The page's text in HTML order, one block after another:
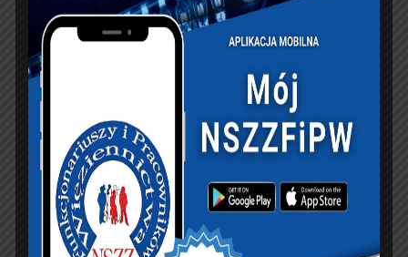
kontynuowanie prac nad petycją.
Rafał Jankowski
czasu złożenia petycji w sierpniu, w kolejnych
miesiącach MSWiA wykazało aktywność. Zarówno
sam minister Kamiński, jak i wiceminister Wąsik
na spotkaniach twierdzą, że w najbliższym czasie
nastąpi rozwiązanie problemu. –Obawiam się
słowa – najbliższy czas – dodał przewodniczący
NSZZ Policjantów. Prawdą jest, że spotykamy się
i uzgadniamy sporne rzeczy. Dialog się toczy.